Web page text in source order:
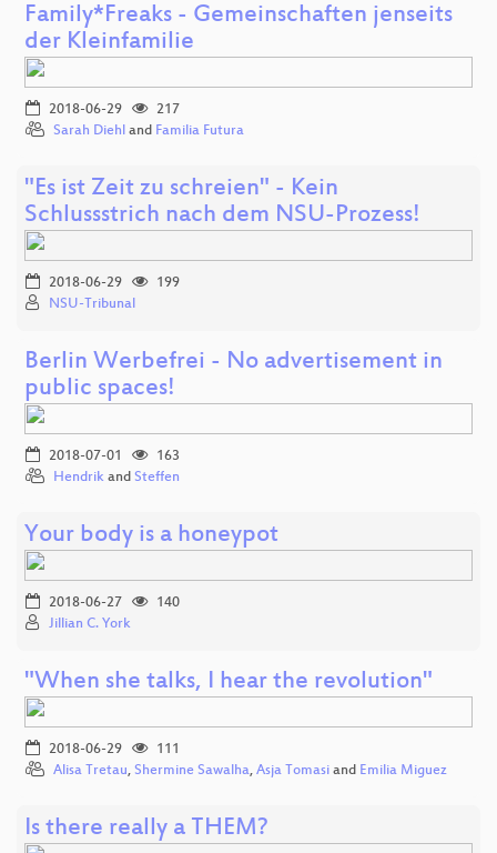
Family*Freaks - Gemeinschaften jenseits
der Kleinfamilie
2018-06-29
217
Sarah Diehl and Familia Futura
"Es ist Zeit zu schreien" - Kein
Schlussstrich nach dem NSU-Prozess!
2018-06-29
199
NSU-Tribunal
Berlin Werbefrei - No advertisement in
public spaces!
2018-07-01
163
Hendrik and Steffen
Your body is a honeypot
2018-06-27
140
Jillian C. York
"When she talks, I hear the revolution"
2018-06-29
111
Alisa Tretau, Shermine Sawalha, Asja Tomasi and Emilia Miguez
Is there really a THEM?